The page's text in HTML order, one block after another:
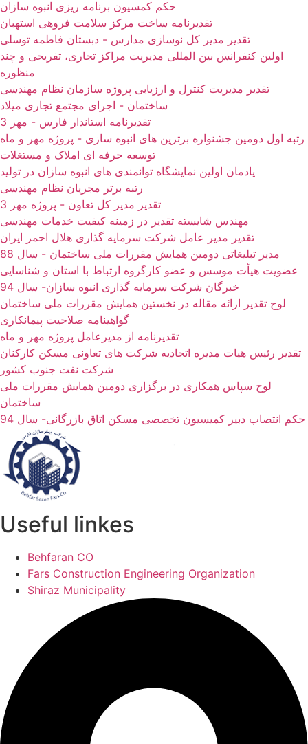
حکم کمسیون برنامه ریزی انبوه سازان
تقدیرنامه ساخت مرکز سلامت فروهی استهبان
تقدیر مدیر کل نوسازی مدارس - دبستان فاطمه توسلی
اولین کنفرانس بین المللی مدیریت مراکز تجاری، تفریحی و چند
منظوره
تقدیر مدیریت کنترل و ارزیابی پروژه سازمان نظام مهندسی
ساختمان - اجرای مجتمع تجاری میلاد
تقدیرنامه استاندار فارس - مهر 3
رتبه اول دومین جشنواره برترین های انبوه سازی - پروژه مهر و ماه
توسعه حرفه ای املاک و مستغلات
یادمان اولین نمایشگاه توانمندی های انبوه سازان در تولید
رتبه برتر مجریان نظام مهندسی
تقدیر مدیر کل تعاون - پروژه مهر 3
مهندس شایسته تقدیر در زمینه کیفیت خدمات مهندسی
تقدیر مدیر عامل شرکت سرمایه گذاری هلال احمر ایران
مدیر تبلیغاتی دومین همایش مقررات ملی ساختمان - سال 88
عضویت هیأت موسس و عضو کارگروه ارتباط با استان و شناسایی
خبرگان شرکت سرمایه گذاری انبوه سازان- سال 94
لوح تقدیر ارائه مقاله در نخستین همایش مقررات ملی ساختمان
گواهینامه صلاحیت پیمانکاری
تقدیرنامه از مدیرعامل پروژه مهر و ماه
تقدیر رئیس هیات مدیره اتحادیه شرکت های تعاونی مسکن کارکنان
شرکت نفت جنوب کشور
لوح سپاس همکاری در برگزاری دومین همایش مقررات ملی
ساختمان
حکم انتصاب دبیر کمیسیون تخصصی مسکن اتاق بازرگانی- سال 94
Useful linkes
Behfaran CO
Fars Construction Engineering Organization
Shiraz Municipality